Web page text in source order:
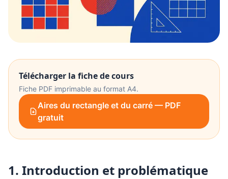
Télécharger la fiche de cours
Fiche PDF imprimable au format A4.
Aires du rectangle et du carré — PDF
gratuit
1. Introduction et problématique